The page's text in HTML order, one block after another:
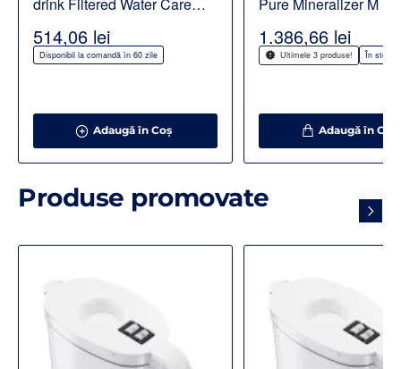
Disponibil la comandă în 60 zile
514,06 lei
Adaugă în Coş
Ultimele 3 produse! În stoc
1.386,66 lei
Adaugă în Coş
Produse promovate